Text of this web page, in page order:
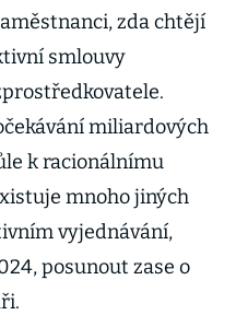
zda chtějí
smlouvy
miliardových
k racionálnímu
mnoho jiných
vyjednávání,
posunout zase o